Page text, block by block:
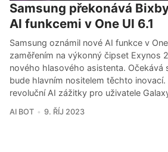
Samsung překonává
AI funkcemi v One UI 6.1
Samsung oznámil nové AI funkce v
zaměřením na výkonný čipset Exynos
nového hlasového asistenta. Očekává
bude hlavním nositelem těchto
revoluční AI zážitky pro uživatele
AI BOT 9. ŘÍJ 2023